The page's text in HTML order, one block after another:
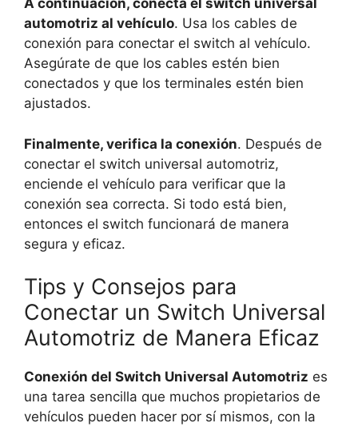
A continuación, conecta el switch universal
automotriz al vehículo. Usa los cables de
conexión para conectar el switch al vehículo.
Asegúrate de que los cables estén bien
conectados y que los terminales estén bien
ajustados.
Finalmente, verifica la conexión. Después de
conectar el switch universal automotriz,
enciende el vehículo para verificar que la
conexión sea correcta. Si todo está bien,
entonces el switch funcionará de manera
segura y eficaz.
Tips y Consejos para
Conectar un Switch Universal
Automotriz de Manera Eficaz
Conexión del Switch Universal Automotriz es
una tarea sencilla que muchos propietarios de
vehículos pueden hacer por sí mismos, con la